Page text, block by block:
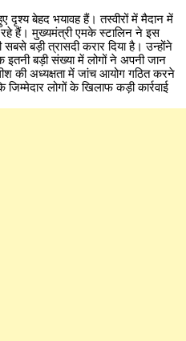
दृश्य बेहद भयावह हैं। तस्वीरों में मैदान में
हैं। मुख्यमंत्री एमके स्टालिन ने इस
बड़ी त्रासदी करार दिया है। उन्होंने
बड़ी संख्या में लोगों ने अपनी जान
की अध्यक्षता में जांच आयोग गठित करने
लोगों के खिलाफ कड़ी कार्रवाई